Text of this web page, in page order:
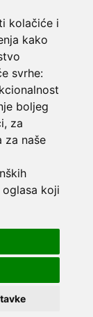
kolačiće i
kako
svrhe:
boljeg
, za
za naše
koji
d.o.o.